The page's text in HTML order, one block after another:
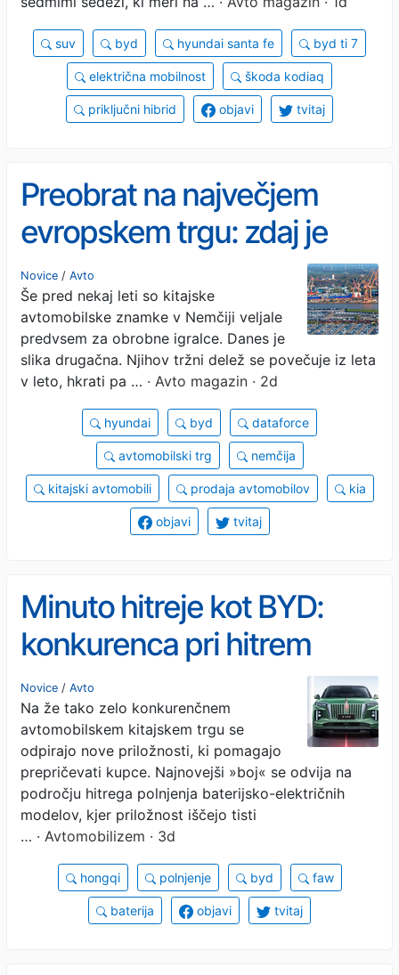
suv byd hyundai santa fe byd ti 7
električna mobilnost škoda kodiaq
priključni hibrid objavi tvitaj
Preobrat na največjem
evropskem trgu: zdaj je
jasno, komu kitajske
znamke odžirajo največji
kos pogače
Novice / Avto
Še pred nekaj leti so kitajske
avtomobilske znamke v Nemčiji veljale
predvsem za obrobne igralce. Danes je
slika drugačna. Njihov tržni delež se povečuje iz leta
v leto, hkrati pa … · Avto magazin · 2d
hyundai byd dataforce
avtomobilski trg nemčija
kitajski avtomobili prodaja avtomobilov kia
objavi tvitaj
Minuto hitreje kot BYD:
konkurenca pri hitrem
polnjenju ne popušča
Novice / Avto
Na že tako zelo konkurenčnem
avtomobilskem kitajskem trgu se
odpirajo nove priložnosti, ki pomagajo
prepričevati kupce. Najnovejši »boj« se odvija na
področju hitrega polnjenja baterijsko-električnih
modelov, kjer priložnost iščejo tisti
… · Avtomobilizem · 3d
hongqi polnjenje byd faw
baterija objavi tvitaj